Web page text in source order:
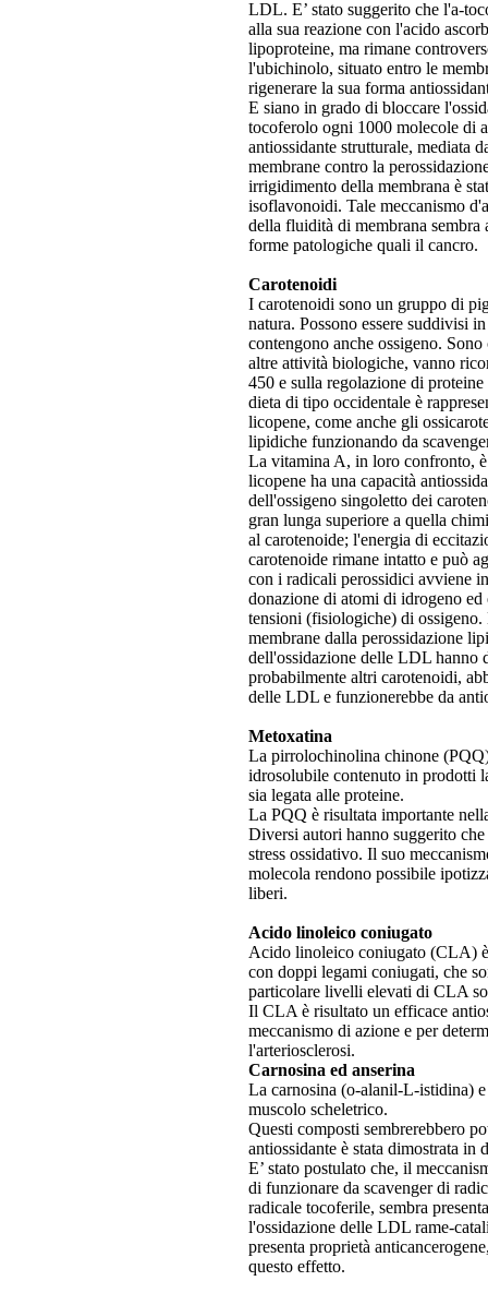
LDL. E’ stato suggerito che l'a-
alla sua reazione con l'acido
lipoproteine, ma rimane
l'ubichinolo, situato entro le
rigenerare la sua forma
E siano in grado di bloccare
tocoferolo ogni 1000 molecole di
antiossidante strutturale, mediata
membrane contro la
irrigidimento della membrana è
isoflavonoidi. Tale meccanismo
della fluidità di membrana
forme patologiche quali il cancro.
Carotenoidi
I carotenoidi sono un gruppo di
natura. Possono essere suddivisi
contengono anche ossigeno.
altre attività biologiche, vanno
450 e sulla regolazione di
dieta di tipo occidentale è
licopene, come anche gli
lipidiche funzionando da
La vitamina A, in loro confronto,
licopene ha una capacità
dell'ossigeno singoletto dei
gran lunga superiore a quella
al carotenoide; l'energia di
carotenoide rimane intatto e può
con i radicali perossidici avviene
donazione di atomi di idrogeno ed
tensioni (fisiologiche) di
membrane dalla perossidazione
dell'ossidazione delle LDL hanno
probabilmente altri carotenoidi,
delle LDL e funzionerebbe da
Metoxatina
La pirrolochinolina chinone
idrosolubile contenuto in prodotti
sia legata alle proteine.
La PQQ è risultata importante
Diversi autori hanno suggerito
stress ossidativo. Il suo
molecola rendono possibile
liberi.
Acido linoleico coniugato
Acido linoleico coniugato (CLA)
con doppi legami coniugati, che
particolare livelli elevati di CLA
Il CLA è risultato un efficace
meccanismo di azione e per
l'arteriosclerosi.
Carnosina ed anserina
La carnosina (o-alanil-L-istidina)
muscolo scheletrico.
Questi composti sembrerebbero
antiossidante è stata dimostrata
E’ stato postulato che, il
di funzionare da scavenger di
radicale tocoferile, sembra
l'ossidazione delle LDL rame-
presenta proprietà
questo effetto.